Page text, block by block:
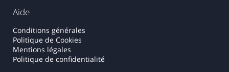
Aide
Conditions générales
Politique de Cookies
Mentions légales
Politique de confidentialité